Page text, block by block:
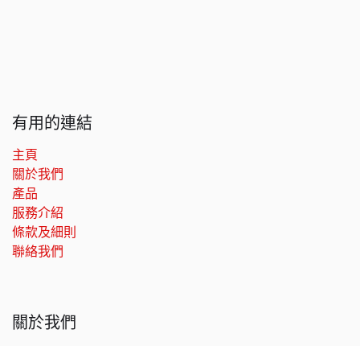
有用的連結
主頁
關於我們
產品
服務介紹
條款及細則
聯絡我們
關於我們